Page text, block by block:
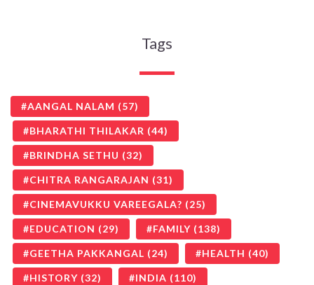
Tags
AANGAL NALAM (57)
BHARATHI THILAKAR (44)
BRINDHA SETHU (32)
CHITRA RANGARAJAN (31)
CINEMAVUKKU VAREEGALA? (25)
EDUCATION (29) FAMILY (138)
GEETHA PAKKANGAL (24) HEALTH (40)
HISTORY (32) INDIA (110)